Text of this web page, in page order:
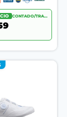
CONTADO/TRANSF.